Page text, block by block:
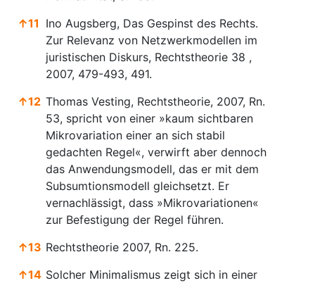
↑11 Ino Augsberg, Das Gespinst des Rechts.
Zur Relevanz von Netzwerkmodellen im
juristischen Diskurs, Rechtstheorie 38 ,
2007, 479-493, 491.
↑12 Thomas Vesting, Rechtstheorie, 2007, Rn.
53, spricht von einer »kaum sichtbaren
Mikrovariation einer an sich stabil
gedachten Regel«, verwirft aber dennoch
das Anwendungsmodell, das er mit dem
Subsumtionsmodell gleichsetzt. Er
vernachlässigt, dass »Mikrovariationen«
zur Befestigung der Regel führen.
↑13 Rechtstheorie 2007, Rn. 225.
↑14 Solcher Minimalismus zeigt sich in einer